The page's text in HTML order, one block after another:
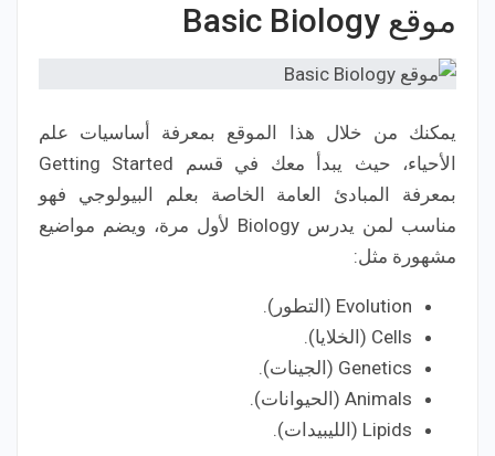
موقع Basic Biology
يمكنك من خلال هذا الموقع بمعرفة أساسيات علم
الأحياء، حيث يبدأ معك في قسم Getting Started
بمعرفة المبادئ العامة الخاصة بعلم البيولوجي فهو
مناسب لمن يدرس Biology لأول مرة، ويضم مواضيع
مشهورة مثل:
Evolution (التطور).
Cells (الخلايا).
Genetics (الجينات).
Animals (الحيوانات).
Lipids (الليبيدات).